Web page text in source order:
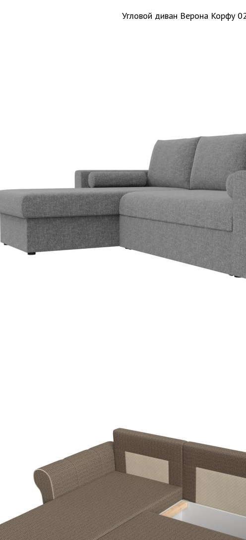
Угловой диван Верона Корфу